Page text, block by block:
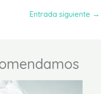
Entrada siguiente →